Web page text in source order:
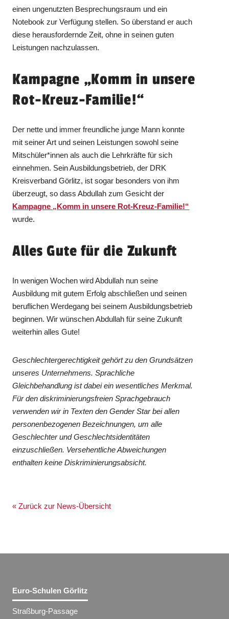
einen ungenutzten Besprechungsraum und ein
Notebook zur Verfügung stellen. So überstand er auch
diese herausfordernde Zeit, ohne in seinen guten
Leistungen nachzulassen.
Kampagne „Komm in unsere
Rot-Kreuz-Familie!“
Der nette und immer freundliche junge Mann konnte
mit seiner Art und seinen Leistungen sowohl seine
Mitschüler*innen als auch die Lehrkräfte für sich
einnehmen. Sein Ausbildungsbetrieb, der DRK
Kreisverband Görlitz, ist sogar besonders von ihm
überzeugt, so dass Abdullah zum Gesicht der
Kampagne „Komm in unsere Rot-Kreuz-Familie!“
wurde.
Alles Gute für die Zukunft
In wenigen Wochen wird Abdullah nun seine
Ausbildung mit gutem Erfolg abschließen und seinen
beruflichen Werdegang bei seinem Ausbildungsbetrieb
beginnen. Wir wünschen Abdullah für seine Zukunft
weiterhin alles Gute!
Geschlechtergerechtigkeit gehört zu den Grundsätzen
unseres Unternehmens. Sprachliche
Gleichbehandlung ist dabei ein wesentliches Merkmal.
Für den diskriminierungsfreien Sprachgebrauch
verwenden wir in Texten den Gender Star bei allen
personenbezogenen Bezeichnungen, um alle
Geschlechter und Geschlechtsidentitäten
einzuschließen. Versehentliche Abweichungen
enthalten keine Diskriminierungsabsicht.
« Zurück zur News-Übersicht
Euro-Schulen Görlitz
Straßburg-Passage